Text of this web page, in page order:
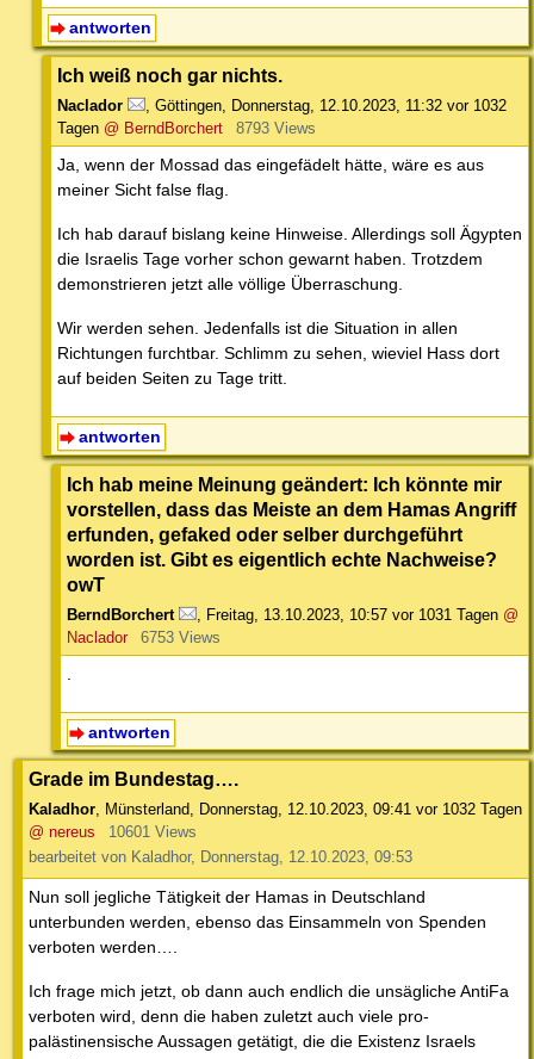
antworten
Ich weiß noch gar nichts.
Naclador Göttingen Donnerstag, 12.10.2023, 11:32 vor 1032
Tagen @ BerndBorchert 8793 Views
Ja, wenn der Mossad das eingefädelt hätte, wäre es aus
meiner Sicht false flag.
Ich hab darauf bislang keine Hinweise. Allerdings soll Ägypten
die Israelis Tage vorher schon gewarnt haben. Trotzdem
demonstrieren jetzt alle völlige Überraschung.
Wir werden sehen. Jedenfalls ist die Situation in allen
Richtungen furchtbar. Schlimm zu sehen, wieviel Hass dort
auf beiden Seiten zu Tage tritt.
antworten
Ich hab meine Meinung geändert: Ich könnte mir
vorstellen, dass das Meiste an dem Hamas Angriff
erfunden, gefaked oder selber durchgeführt
worden ist. Gibt es eigentlich echte Nachweise?
owT
BerndBorchert Freitag, 13.10.2023, 10:57 vor 1031 Tagen @
Naclador
6753 Views
antworten
Grade im Bundestag….
Kaladhor, Münsterland, Donnerstag, 12.10.2023, 09:41 vor 1032 Tagen
@ nereus
10601 Views
bearbeitet von Kaladhor, Donnerstag, 12.10.2023, 09:53
Nun soll jegliche Tätigkeit der Hamas in Deutschland
unterbunden werden, ebenso das Einsammeln von Spenden
verboten werden….
Ich frage mich jetzt, ob dann auch endlich die unsägliche AntiFa
verboten wird, denn die haben zuletzt auch viele pro-
palästinensische Aussagen getätigt, die die Existenz Israels